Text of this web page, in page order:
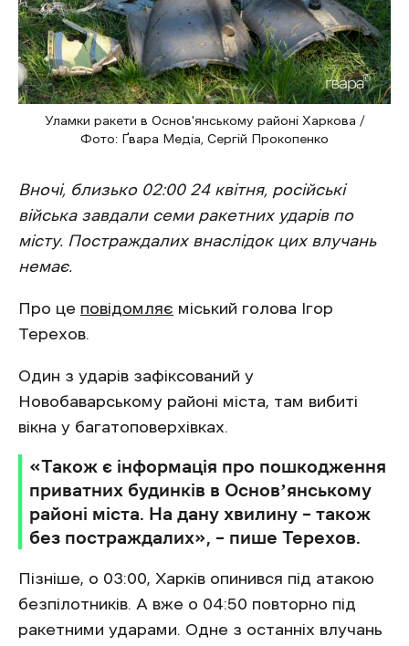
Уламки ракети в Основ'янському районі Харкова /
Фото: Ґвара Медіа, Сергій Прокопенко
Вночі, близько 02:00 24 квітня, російські
війська завдали семи ракетних ударів по
місту. Постраждалих внаслідок цих влучань
немає.
Про це повідомляє міський голова Ігор
Терехов.
Один з ударів зафіксований у
Новобаварському районі міста, там вибиті
вікна у багатоповерхівках.
«Також є інформація про пошкодження
приватних будинків в Основʼянському
районі міста. На дану хвилину – також
без постраждалих», – пише Терехов.
Пізніше, о 03:00, Харків опинився під атакою
безпілотників. А вже о 04:50 повторно під
ракетними ударами. Одне з останніх влучань